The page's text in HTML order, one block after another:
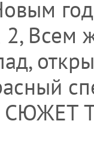
2, Всем